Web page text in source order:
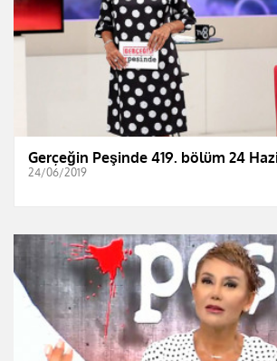
Gerçeğin Peşinde 419. bölüm 24
24/06/2019